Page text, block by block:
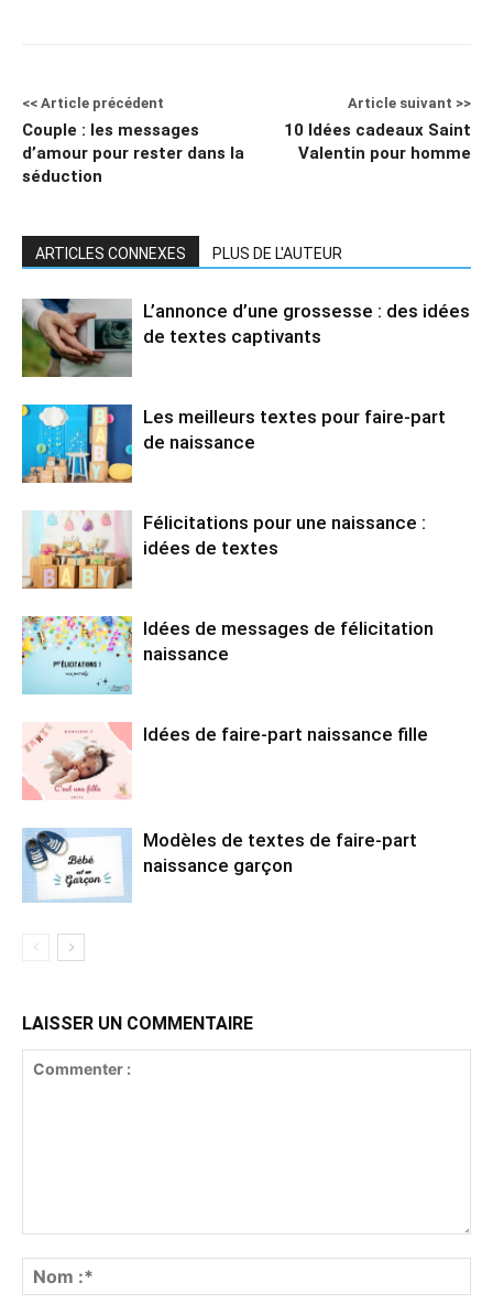
<< Article précédent
Couple : les messages
d’amour pour rester dans la
séduction
Article suivant >>
10 Idées cadeaux Saint
Valentin pour homme
ARTICLES CONNEXES PLUS DE L'AUTEUR
L’annonce d’une grossesse : des idées
de textes captivants
Les meilleurs textes pour faire-part
de naissance
Félicitations pour une naissance :
idées de textes
Idées de messages de félicitation
naissance
Idées de faire-part naissance fille
Modèles de textes de faire-part
naissance garçon
LAISSER UN COMMENTAIRE